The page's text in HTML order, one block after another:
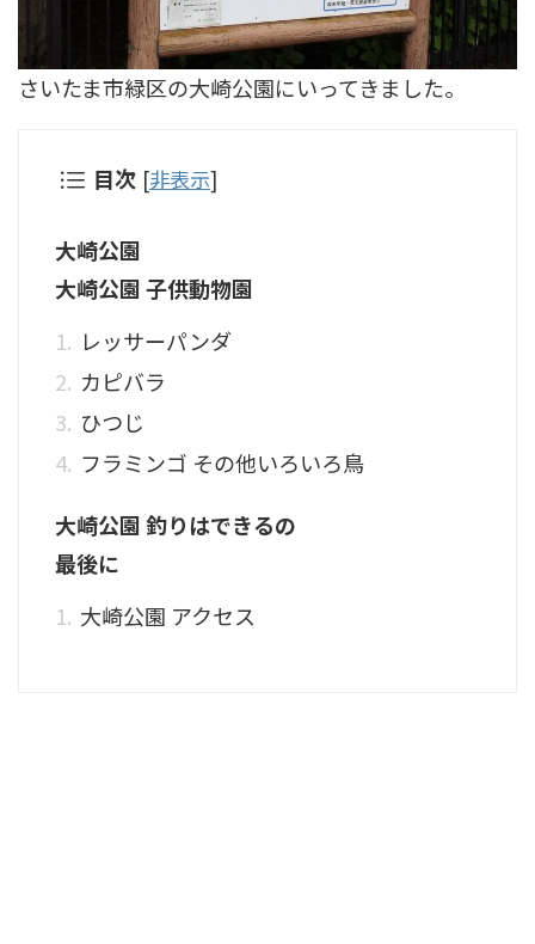
さいたま市緑区の大崎公園にいってきました。
目次 [非表示]
大崎公園
大崎公園 子供動物園
レッサーパンダ
カピバラ
ひつじ
フラミンゴ その他いろいろ鳥
大崎公園 釣りはできるの
最後に
大崎公園 アクセス